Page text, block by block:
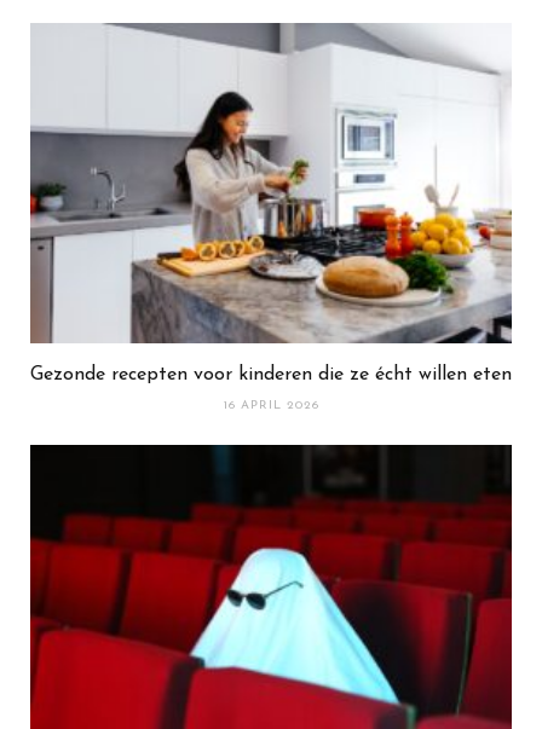
Gezonde recepten voor kinderen die ze écht willen eten
16 APRIL 2026